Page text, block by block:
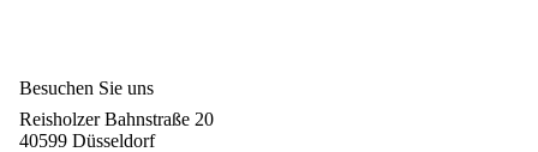
Besuchen Sie uns
Reisholzer Bahnstraße 20
40599 Düsseldorf